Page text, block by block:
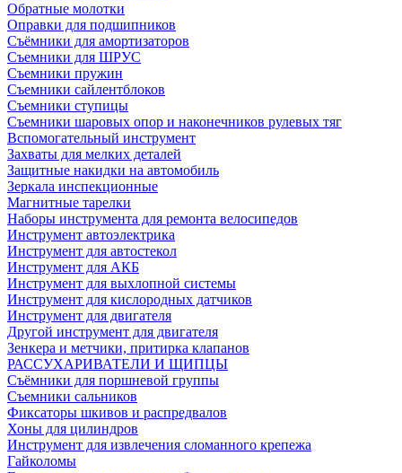
Обратные молотки
Оправки для подшипников
Съёмники для амортизаторов
Съемники для ШРУС
Съемники пружин
Съемники сайлентблоков
Съемники ступицы
Съемники шаровых опор и наконечников рулевых тяг
Вспомогательный инструмент
Захваты для мелких деталей
Защитные накидки на автомобиль
Зеркала инспекционные
Магнитные тарелки
Наборы инструмента для ремонта велосипедов
Инструмент автоэлектрика
Инструмент для автостекол
Инструмент для АКБ
Инструмент для выхлопной системы
Инструмент для кислородных датчиков
Инструмент для двигателя
Другой инструмент для двигателя
Зенкера и метчики, притирка клапанов
РАССУХАРИВАТЕЛИ И ЩИПЦЫ
Съёмники для поршневой группы
Съемники сальников
Фиксаторы шкивов и распредвалов
Хоны для цилиндров
Инструмент для извлечения сломанного крепежа
Гайколомы